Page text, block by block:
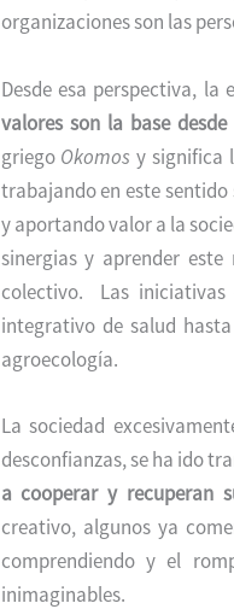
organizaciones son las
Desde esa perspectiva,
valores son la base
griego Okomos y significa
trabajando en este
y aportando valor a la
sinergias y aprender
colectivo. Las iniciativas
integrativo de salud
agroecología.
La sociedad
desconfianzas, se ha ido
a cooperar y recuperan
creativo, algunos ya
comprendiendo y el
inimaginables.